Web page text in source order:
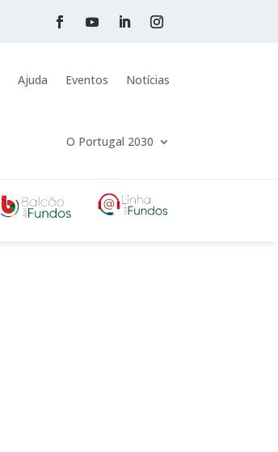
Ajuda Eventos Notícias
O Portugal 2030